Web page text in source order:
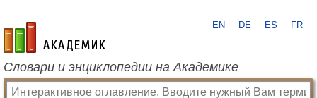
academic.ru
EN DE ES FR
Словари и энциклопедии на Академике